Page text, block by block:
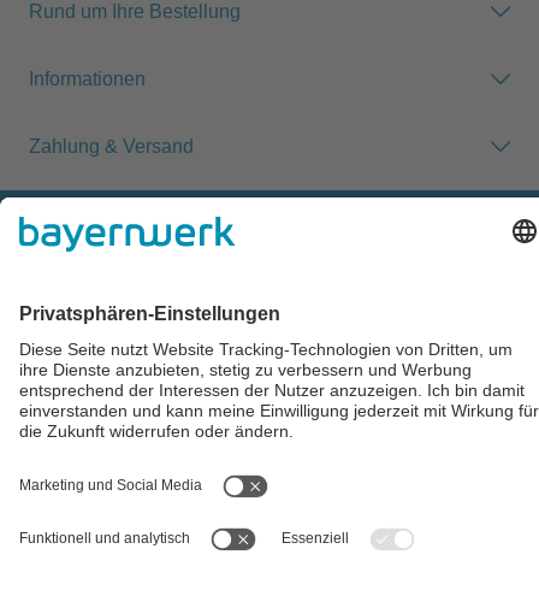
Rund um Ihre Bestellung
Informationen
Zahlung & Versand
Impressum
Cookie-Einstellungen
Alle Preise inkl. gesetzl. Mehrwertsteuer zzgl.Versandkostenund
ggf. Nachnahmegebühren, wenn nicht anders angegeben.
UStG (Gebrauchtgegenstände/Sonderregelung). Ein gesonderter
Ausweis der Umsatzsteuer für gebrauchte oder
wiederaufbereitete Gegenstände ist nicht zulässig.